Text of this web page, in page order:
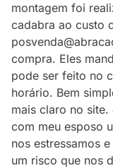
montagem foi
cadabra ao custo
compra. Eles
pode ser feito no
horário. Bem
mais claro no
com meu esposo
nos estressamos
um risco que nos